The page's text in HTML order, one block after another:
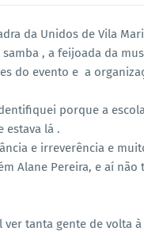
da Unidos de Vila
, a feijoada da
do evento e a
porque a
estava lá .
e irreverência e
Alane Pereira, e aí não
tanta gente de volta à